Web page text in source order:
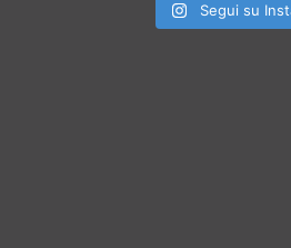
Segui su